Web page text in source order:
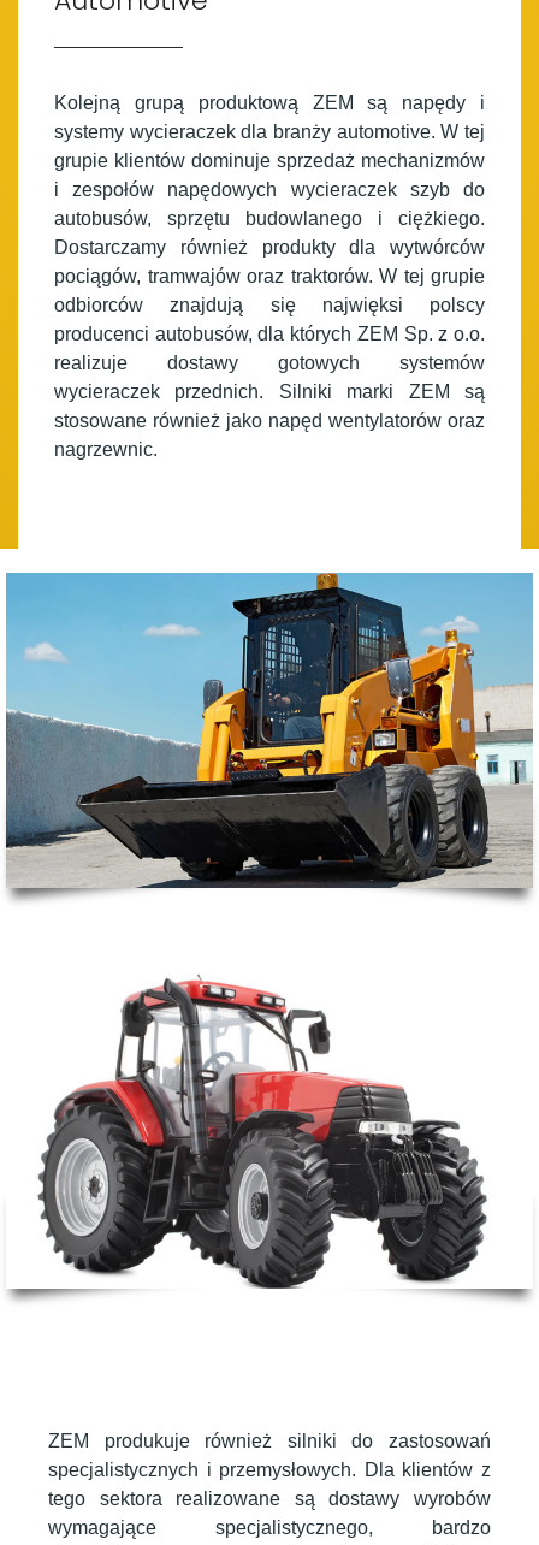
Kolejną grupą produktową ZEM są napędy i
systemy wycieraczek dla branży automotive. W tej
grupie klientów dominuje sprzedaż mechanizmów
i zespołów napędowych wycieraczek szyb do
autobusów, sprzętu budowlanego i ciężkiego.
Dostarczamy również produkty dla wytwórców
pociągów, tramwajów oraz traktorów. W tej grupie
odbiorców znajdują się najwięksi polscy
producenci autobusów, dla których ZEM Sp. z o.o.
realizuje dostawy gotowych systemów
wycieraczek przednich. Silniki marki ZEM są
stosowane również jako napęd wentylatorów oraz
nagrzewnic.
ZEM produkuje również silniki do zastosowań
specjalistycznych i przemysłowych. Dla klientów z
tego sektora realizowane są dostawy wyrobów
wymagające specjalistycznego, bardzo